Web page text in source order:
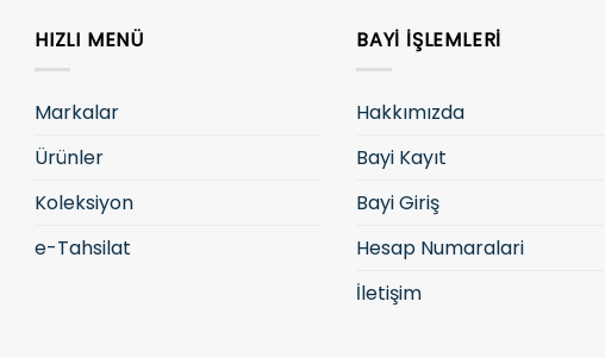
HIZLI MENÜ
Markalar
Ürünler
Koleksiyon
e-Tahsilat
BAYI İŞLEMLERI
Hakkımızda
Bayi Kayıt
Bayi Giriş
Hesap Numaralari
İletişim